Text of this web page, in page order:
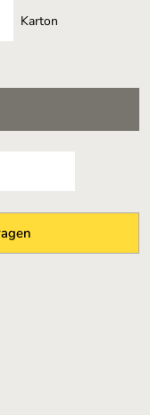
Karton